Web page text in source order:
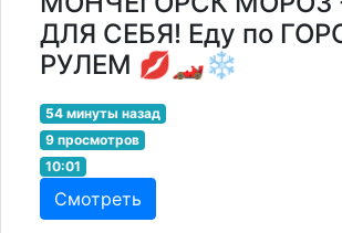
ДЛЯ СЕБЯ! Еду по
РУЛЕМ 💋🏎️❄️
54 минуты назад
9 просмотров
10:01
Смотреть